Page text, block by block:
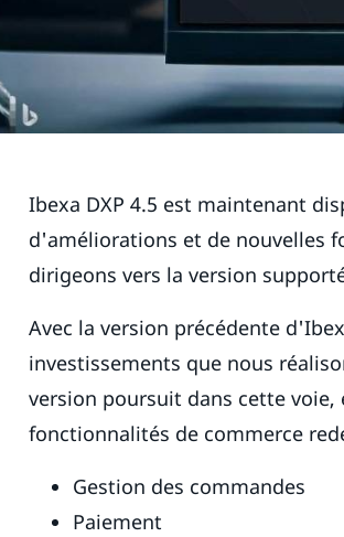
Ibexa DXP 4.5 est maintenant
d'améliorations et de nouvelles
dirigeons vers la version
Avec la version précédente
investissements que nous
version poursuit dans cette
fonctionnalités de commerce
Gestion des commandes
Paiement